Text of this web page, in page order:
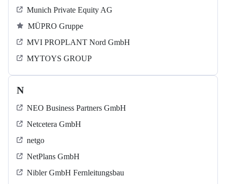
Munich Private Equity AG
MÜPRO Gruppe
MVI PROPLANT Nord GmbH
MYTOYS GROUP
N
NEO Business Partners GmbH
Netcetera GmbH
netgo
NetPlans GmbH
Nibler GmbH Fernleitungsbau